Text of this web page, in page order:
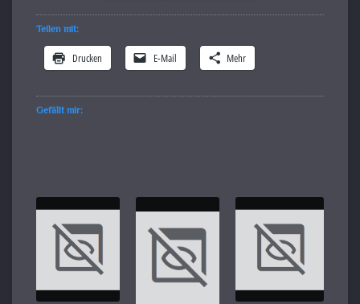
Teilen mit:
Drucken E-Mail Mehr
Gefällt mir: